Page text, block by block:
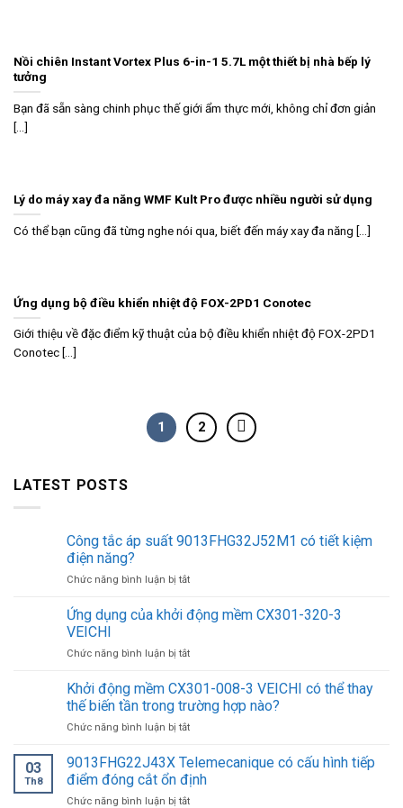
Nồi chiên Instant Vortex Plus 6-in-1 5.7L một thiết bị nhà bếp lý
tưởng
Bạn đã sẵn sàng chinh phục thế giới ẩm thực mới, không chỉ đơn giản
[...]
Lý do máy xay đa năng WMF Kult Pro được nhiều người sử dụng
Có thể bạn cũng đã từng nghe nói qua, biết đến máy xay đa năng [...]
Ứng dụng bộ điều khiển nhiệt độ FOX-2PD1 Conotec
Giới thiệu về đặc điểm kỹ thuật của bộ điều khiển nhiệt độ FOX-2PD1
Conotec [...]
1 2
LATEST POSTS
Công tắc áp suất 9013FHG32J52M1 có tiết kiệm
điện năng?
Chức năng bình luận bị tắtở
tắc
áp
9013FHG32J52M1
tiết
kiệm
năng?
Ứng dụng của khởi động mềm CX301-320-3
VEICHI
Chức năng bình luận bị tắtở
dụng
của
khởi
động
CX301-
320-
3
Khởi động mềm CX301-008-3 VEICHI có thể thay
thế biến tần trong trường hợp nào?
Chức năng bình luận bị tắtở
động
mềm
CX301-
008-
03
Th8
9013FHG22J43X Telemecanique có cấu hình tiếp
điểm đóng cắt ổn định
Chức năng bình luận bị tắtở